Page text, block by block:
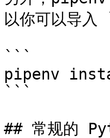
以你可以导
```
pipenv
```
## 常规的